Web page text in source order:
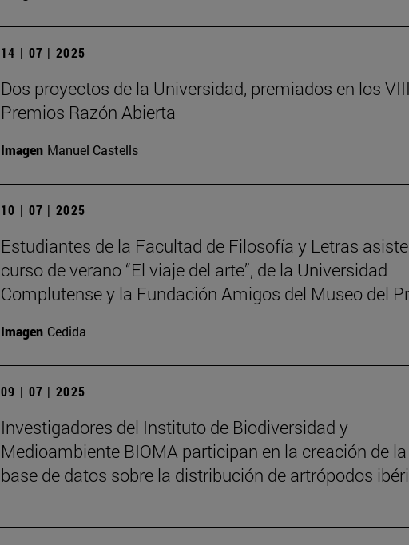
14 | 07 | 2025
Dos proyectos de la Universidad, premiados en los VIII
Premios Razón Abierta
Imagen Manuel Castells
10 | 07 | 2025
Estudiantes de la Facultad de Filosofía y Letras
curso de verano “El viaje del arte”, de la Universidad
Complutense y la Fundación Amigos del Museo del
Imagen Cedida
09 | 07 | 2025
Investigadores del Instituto de Biodiversidad y
Medioambiente BIOMA participan en la creación de
base de datos sobre la distribución de artrópodos